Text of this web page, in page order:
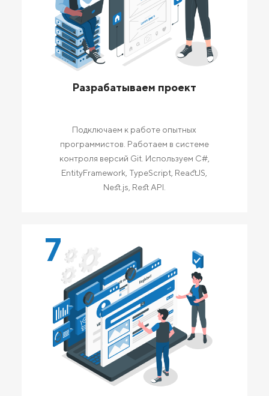
Разрабатываем проект
Подключаем к работе опытных
программистов. Работаем в системе
контроля версий Git. Используем C#,
EntityFramework, TypeScript, ReactJS,
Nest.js, Rest API.
7